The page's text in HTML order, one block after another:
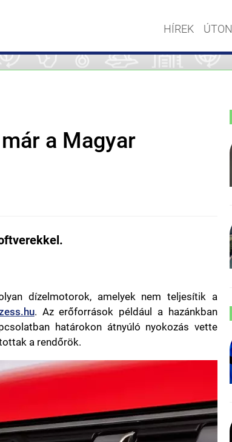
HÍREK ÚTON
a Magyar
dízelmotorok, amelyek nem teljesítik a
. Az erőforrások például a hazánkban
határokon átnyúló nyokozás vette
a rendőrök.